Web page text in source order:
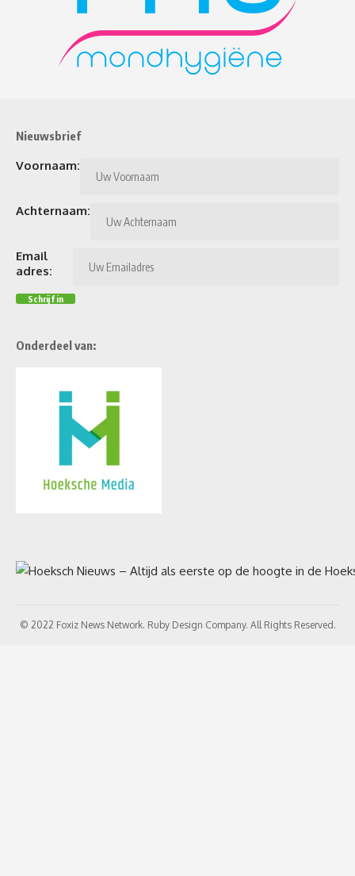
Nieuwsbrief
Voornaam:
Achternaam:
Email
adres:
Onderdeel van:
© 2022 Foxiz News Network. Ruby Design Company. All Rights Reserved.